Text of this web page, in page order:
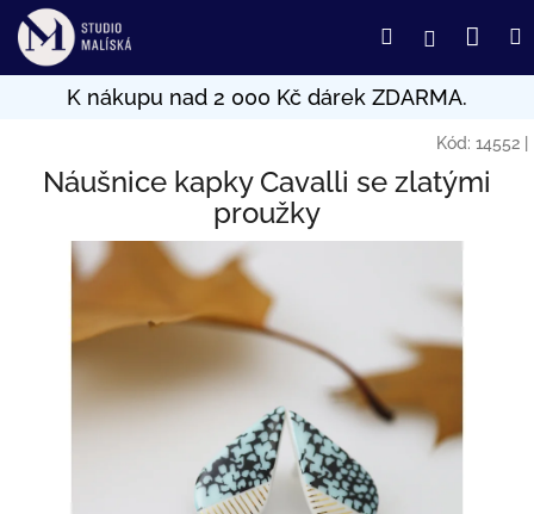
Přejít
obsah
HledatPřihlášení
Kód: 14552
Náušnice kapky Cavalli se zlatými
proužky